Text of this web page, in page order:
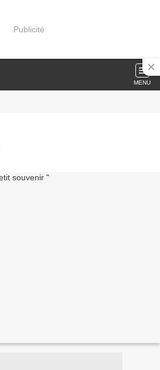
Publicité
MENU